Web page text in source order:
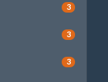
3
3
3